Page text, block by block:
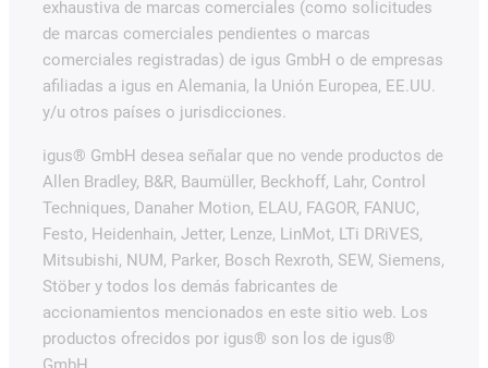
exhaustiva de marcas comerciales (como solicitudes
de marcas comerciales pendientes o marcas
comerciales registradas) de igus GmbH o de empresas
afiliadas a igus en Alemania, la Unión Europea, EE.UU.
y/u otros países o jurisdicciones.
igus® GmbH desea señalar que no vende productos de
Allen Bradley, B&R, Baumüller, Beckhoff, Lahr, Control
Techniques, Danaher Motion, ELAU, FAGOR, FANUC,
Festo, Heidenhain, Jetter, Lenze, LinMot, LTi DRiVES,
Mitsubishi, NUM, Parker, Bosch Rexroth, SEW, Siemens,
Stöber y todos los demás fabricantes de
accionamientos mencionados en este sitio web. Los
productos ofrecidos por igus® son los de igus®